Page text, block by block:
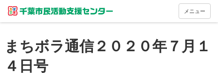
メニュー
まちボラ通信２０２０年７月１
４日号